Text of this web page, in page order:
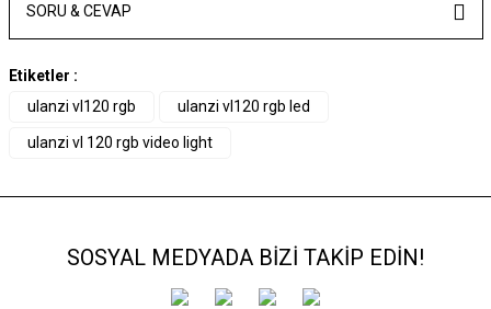
SORU & CEVAP
Etiketler :
ulanzi vl120 rgb
ulanzi vl120 rgb led
ulanzi vl 120 rgb video light
SOSYAL MEDYADA BİZİ TAKİP EDİN!